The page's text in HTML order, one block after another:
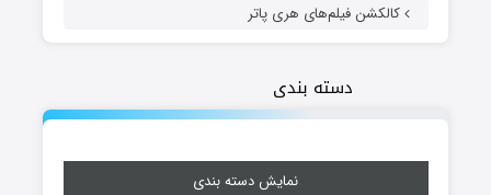
کالکشن فیلم‌های هری پاتر
دسته بندی
نمایش دسته بندی